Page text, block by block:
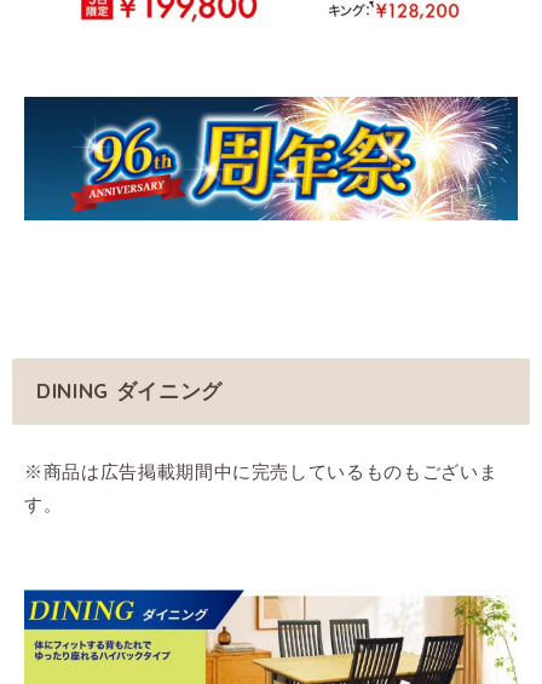
DINING ダイニング
※商品は広告掲載期間中に完売しているものもございま
す。